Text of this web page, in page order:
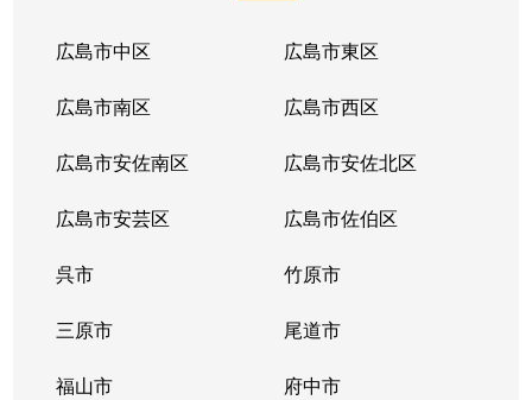
皆実町
広島
皆実町
広島
皆実町
8,100万円 広島
徒歩45分
向洋大原町
向洋
向洋新町
向洋
向洋新町
向洋
元宇品町
65,000万円 広島
広島市中区 広島市東区
広島市南区 広島市西区
広島市安佐南区 広島市安佐北区
広島市安芸区 広島市佐伯区
呉市 竹原市
三原市 尾道市
福山市 府中市